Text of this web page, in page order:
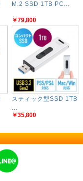
M.2 SSD 1TB PC...
￥79,800
スティック型SSD 1TB
...
￥35,800